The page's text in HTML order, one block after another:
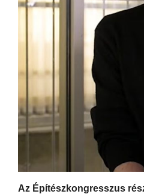
Az Építészkongresszus